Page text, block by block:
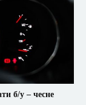
б/у – чесне